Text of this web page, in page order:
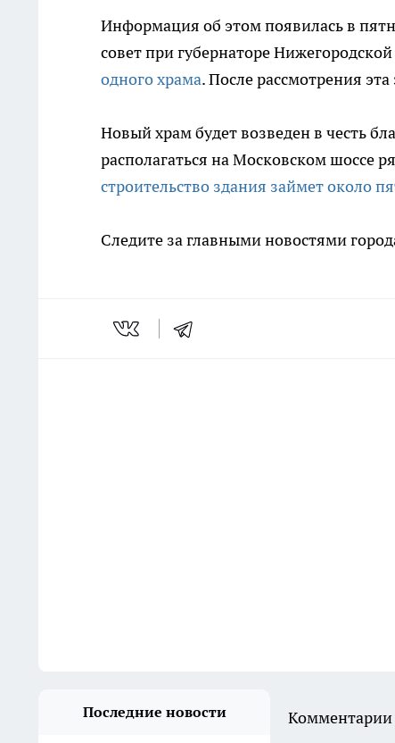
Информация об этом появилась в
совет при губернаторе
одного храма. После рассмотрения
Новый храм будет возведен в честь
располагаться на Московском шоссе
строительство здания займет около
Следите за главными новостями
Последние новости Комментарии